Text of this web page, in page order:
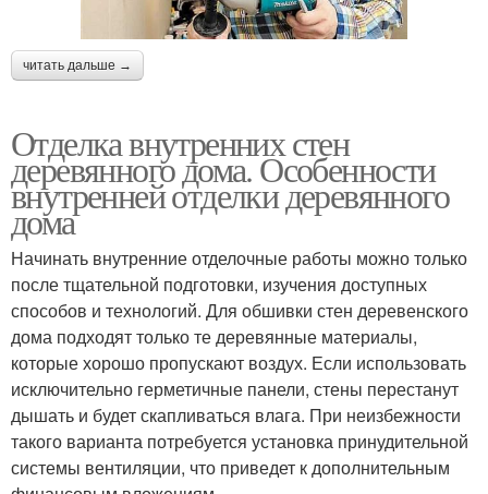
читать дальше →
Отделка внутренних стен
деревянного дома. Особенности
внутренней отделки деревянного
дома
Начинать внутренние отделочные работы можно только
после тщательной подготовки, изучения доступных
способов и технологий. Для обшивки стен деревенского
дома подходят только те деревянные материалы,
которые хорошо пропускают воздух. Если использовать
исключительно герметичные панели, стены перестанут
дышать и будет скапливаться влага. При неизбежности
такого варианта потребуется установка принудительной
системы вентиляции, что приведет к дополнительным